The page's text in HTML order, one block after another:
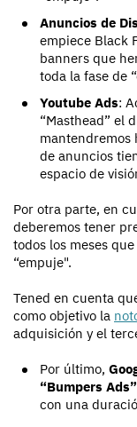
Anuncios de
empiece Black
banners que
toda la fase de
Youtube Ads:
“Masthead” el
mantendremos
de anuncios
espacio de
Por otra parte, en
deberemos tener
todos los meses
“empuje".
Tened en cuenta
como objetivo la
adquisición y el
Por último,
“Bumpers Ads”
con una